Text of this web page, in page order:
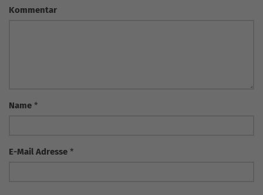
Kommentar
Name *
E-Mail Adresse *